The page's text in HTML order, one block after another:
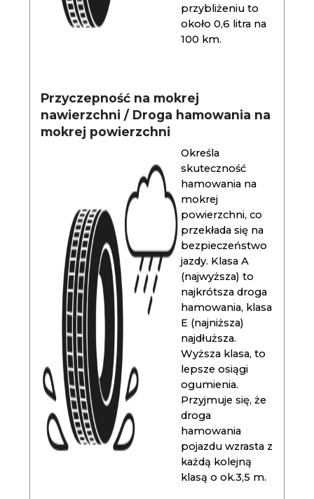
przybliżeniu to
około 0,6 litra na
100 km.
Przyczepność na mokrej
nawierzchni / Droga hamowania na
mokrej powierzchni
Określa
skuteczność
hamowania na
mokrej
powierzchni, co
przekłada się na
bezpieczeństwo
jazdy. Klasa A
(najwyższa) to
najkrótsza droga
hamowania, klasa
E (najniższa)
najdłuższa.
Wyższa klasa, to
lepsze osiągi
ogumienia.
Przyjmuje się, że
droga
hamowania
pojazdu wzrasta z
każdą kolejną
klasą o ok.3,5 m.